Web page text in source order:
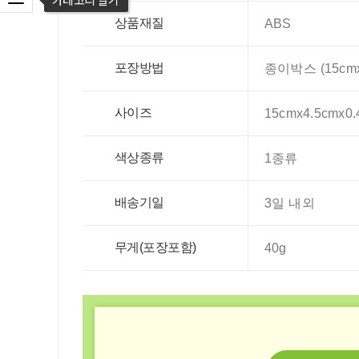
상품재질 ABS
포장방법 종이박스
사이즈
색상종류 1종류
배송기일 3일 내외
무게(포장포함) 40g